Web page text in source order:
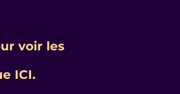
voir les
ICI.